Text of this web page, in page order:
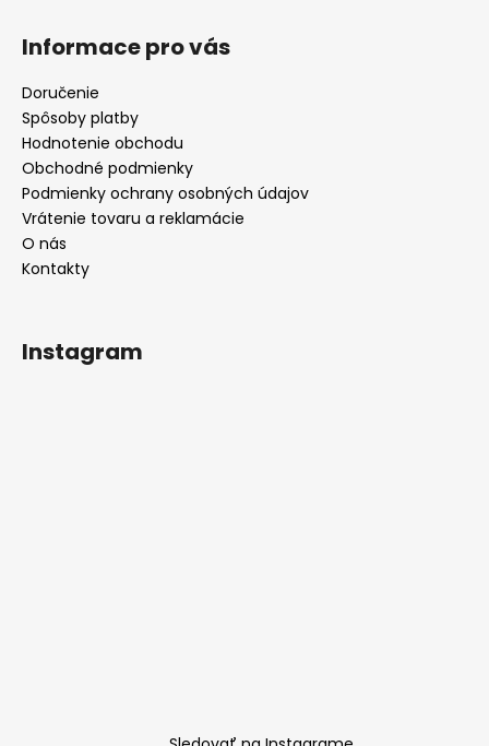
Informace pro vás
Doručenie
Spôsoby platby
Hodnotenie obchodu
Obchodné podmienky
Podmienky ochrany osobných údajov
Vrátenie tovaru a reklamácie
O nás
Kontakty
Instagram